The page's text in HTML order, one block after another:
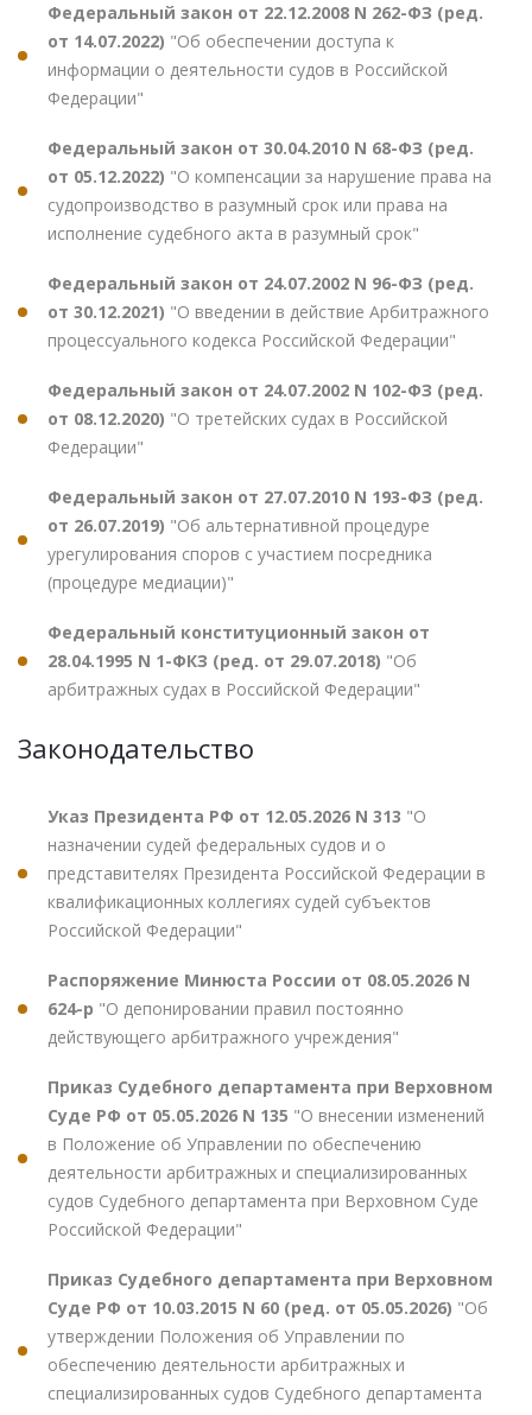
Федеральный закон от 22.12.2008 N 262-ФЗ (ред.
от 14.07.2022) "Об обеспечении доступа к
информации о деятельности судов в Российской
Федерации"
Федеральный закон от 30.04.2010 N 68-ФЗ (ред.
от 05.12.2022) "О компенсации за нарушение права на
судопроизводство в разумный срок или права на
исполнение судебного акта в разумный срок"
Федеральный закон от 24.07.2002 N 96-ФЗ (ред.
от 30.12.2021) "О введении в действие Арбитражного
процессуального кодекса Российской Федерации"
Федеральный закон от 24.07.2002 N 102-ФЗ (ред.
от 08.12.2020) "О третейских судах в Российской
Федерации"
Федеральный закон от 27.07.2010 N 193-ФЗ (ред.
от 26.07.2019) "Об альтернативной процедуре
урегулирования споров с участием посредника
(процедуре медиации)"
Федеральный конституционный закон от
28.04.1995 N 1-ФКЗ (ред. от 29.07.2018) "Об
арбитражных судах в Российской Федерации"
Законодательство
Указ Президента РФ от 12.05.2026 N 313 "О
назначении судей федеральных судов и о
представителях Президента Российской Федерации в
квалификационных коллегиях судей субъектов
Российской Федерации"
Распоряжение Минюста России от 08.05.2026 N
624-р "О депонировании правил постоянно
действующего арбитражного учреждения"
Приказ Судебного департамента при Верховном
Суде РФ от 05.05.2026 N 135 "О внесении изменений
в Положение об Управлении по обеспечению
деятельности арбитражных и специализированных
судов Судебного департамента при Верховном Суде
Российской Федерации"
Приказ Судебного департамента при Верховном
Суде РФ от 10.03.2015 N 60 (ред. от 05.05.2026) "Об
утверждении Положения об Управлении по
обеспечению деятельности арбитражных и
специализированных судов Судебного департамента